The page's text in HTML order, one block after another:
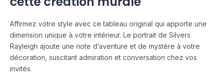
Affirmez votre style avec ce tableau original qui apporte une
dimension unique à votre intérieur. Le portrait de Silvers
Rayleigh ajoute une note d’aventure et de mystère à votre
décoration, suscitant admiration et conversation chez vos
invités.